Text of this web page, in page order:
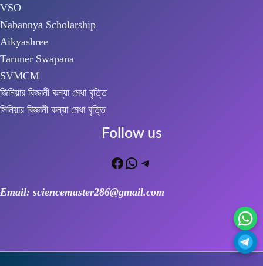
VSO
Nabannya Scholarship
Aikyashree
Taruner Swapana
SVMCM
জিনিয়ার বিজ্ঞানী কন্যা মেধা বৃত্তি
সিনিয়ার বিজ্ঞানী কন্যা মেধা বৃত্তি
Follow us
Facebook
WhatsApp
Telegram
Email: sciencemaster286@gmail.com